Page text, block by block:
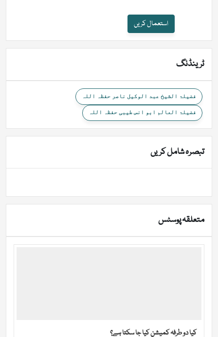
استعمال کریں
ٹرینڈنگ
فضیلۃ الشیخ عبد الوکیل ناصر حفظہ اللہ
فضیلۃ العالم ابو انس طیبی حفظہ اللہ
تبصرہ شامل کریں
متعلقہ پوسٹس
کیا دو طرفہ کمیشن کیا جا سکتا ہے؟